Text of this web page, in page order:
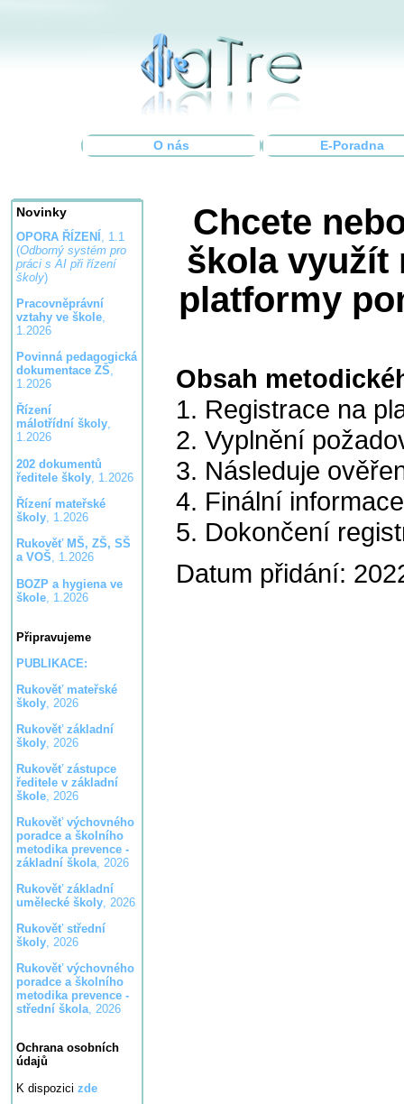
O nás E-Poradna
Novinky
OPORA ŘÍZENÍ , 1.1
(Odborný systém pro
práci s AI při řízení
školy)
Pracovněprávní
vztahy ve škole,
1.2026
Povinná pedagogická
dokumentace ZŠ,
1.2026
Řízení
málotřídní školy,
1.2026
202 dokumentů
ředitele školy, 1.2026
Řízení mateřské
školy, 1.2026
Rukověť MŠ, ZŠ, SŠ
a VOŠ, 1.2026
BOZP a hygiena ve
škole, 1.2026
Připravujeme
PUBLIKACE:
Rukověť mateřské
školy, 2026
Rukověť základní
školy, 2026
Rukověť zástupce
ředitele v základní
škole, 2026
Rukověť výchovného
poradce a školního
metodika prevence -
základní škola, 2026
Rukověť základní
umělecké školy, 2026
Rukověť střední
školy, 2026
Rukověť výchovného
poradce a školního
metodika prevence -
střední škola, 2026
Ochrana osobních
údajů
K dispozici zde
Chcete
škola využít
platformy
Obsah
1. Registrace na
2. Vyplnění
3. Následuje
4. Finální
5. Dokončení
Datum přidání: